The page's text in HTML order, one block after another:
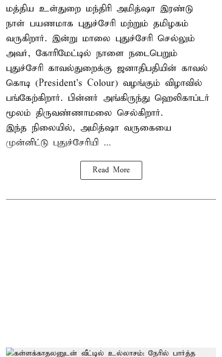
மத்திய உள்துறை மந்திரி அமித்ஷா இரண்டு
நாள் பயணமாக புதுச்சேரி மற்றும் தமிழகம்
வருகிறார். இன்று மாலை புதுச்சேரி செல்லும்
அவர், கோரிமேட்டில் நாளை நடைபெறும்
புதுச்சேரி காவல்துறைக்கு ஜனாதிபதியின் காவல்
கொடி (President's Colour) வழங்கும் விழாவில்
பங்கேற்கிறார். பின்னர் அங்கிருந்து ஹெலிகாப்டர்
மூலம் திருவண்ணாமலை செல்கிறார்.
இந்த நிலையில், அமித்ஷா வருகையை
முன்னிட்டு புதுச்சேரியி ...
Read More